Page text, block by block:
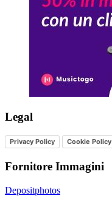
Legal
Privacy Policy Cookie Policy
Fornitore Immagini
Depositphotos